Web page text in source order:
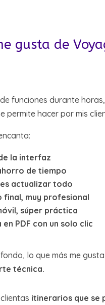
gusta de
funciones durante
permite hacer por mis
la interfaz
de tiempo
actualizar todo
final, muy profesional
súper práctica
PDF con un solo clic
lo que más me
técnica.
itinerarios que se